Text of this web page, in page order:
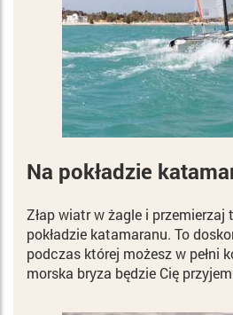
Na pokładzie
Złap wiatr w żagle i przemierzaj
pokładzie katamaranu. To
podczas której możesz w pełni
morska bryza będzie Cię